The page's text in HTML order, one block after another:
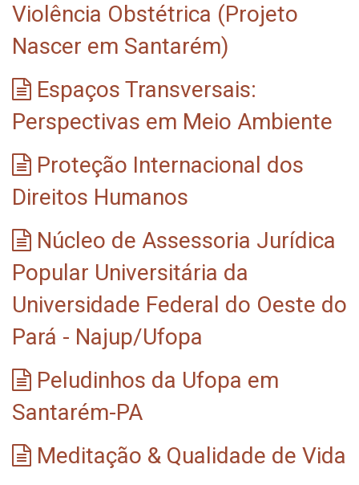
Violência Obstétrica (Projeto
Nascer em Santarém)
Espaços Transversais:
Perspectivas em Meio Ambiente
Proteção Internacional dos
Direitos Humanos
Núcleo de Assessoria Jurídica
Popular Universitária da
Universidade Federal do Oeste do
Pará - Najup/Ufopa
Peludinhos da Ufopa em
Santarém-PA
Meditação & Qualidade de Vida